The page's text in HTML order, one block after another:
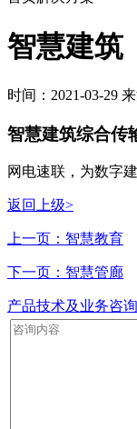
智慧建筑
时间：2021-03-29
智慧建筑综合传
网电速联，为数字
返回上级>
上一页：智慧教育
下一页：智慧管廊
产品技术及业务咨询